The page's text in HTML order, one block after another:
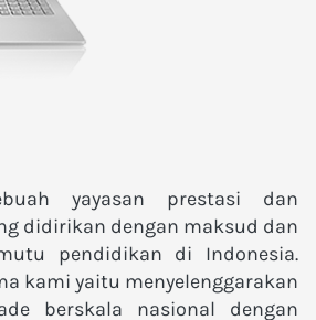
yayasan prestasi dan
didirikan dengan maksud dan
pendidikan di Indonesia.
kami yaitu menyelenggarakan
berskala nasional dengan